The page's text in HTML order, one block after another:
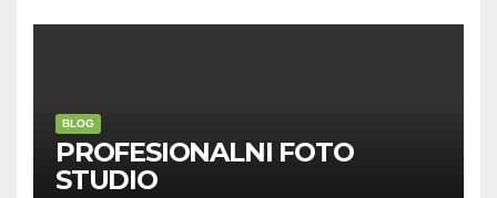
BLOG
PROFESIONALNI FOTO
STUDIO